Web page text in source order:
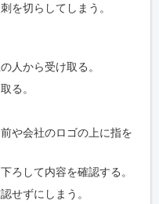
を切らしてしまう。
人から受け取る。
る。
や会社のロゴの上に指を
ろして内容を確認する。
せずにしまう。